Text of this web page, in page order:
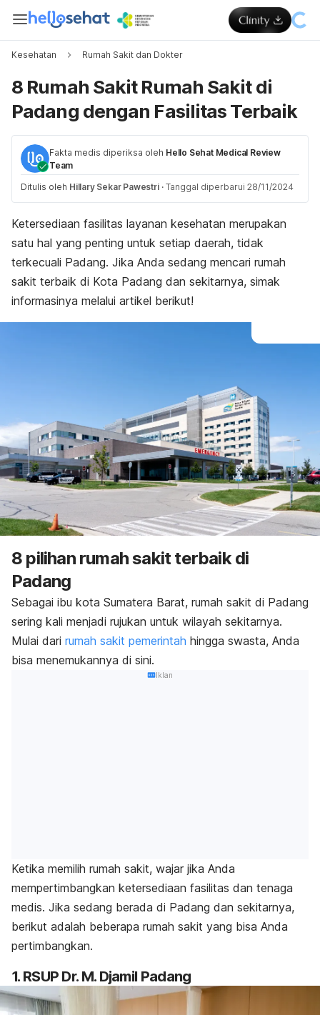
Kesehatan Rumah Sakit dan Dokter
8 Rumah Sakit Rumah Sakit di
Padang dengan Fasilitas Terbaik
Fakta medis diperiksa oleh Hello Sehat Medical Review
Team
Ditulis oleh Hillary Sekar Pawestri · Tanggal diperbarui 28/11/2024
Ketersediaan fasilitas layanan kesehatan merupakan
satu hal yang penting untuk setiap daerah, tidak
terkecuali Padang. Jika Anda sedang mencari rumah
sakit terbaik di Kota Padang dan sekitarnya, simak
informasinya melalui artikel berikut!
8 pilihan rumah sakit terbaik di
Padang
Sebagai ibu kota Sumatera Barat, rumah sakit di Padang
sering kali menjadi rujukan untuk wilayah sekitarnya.
Mulai dari rumah sakit pemerintah hingga swasta, Anda
bisa menemukannya di sini.
Iklan
Ketika memilih rumah sakit, wajar jika Anda
mempertimbangkan ketersediaan fasilitas dan tenaga
medis. Jika sedang berada di Padang dan sekitarnya,
berikut adalah beberapa rumah sakit yang bisa Anda
pertimbangkan.
1. RSUP Dr. M. Djamil Padang